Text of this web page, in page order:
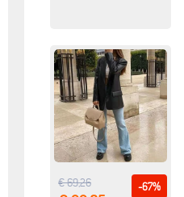
-67%
€ 69,26